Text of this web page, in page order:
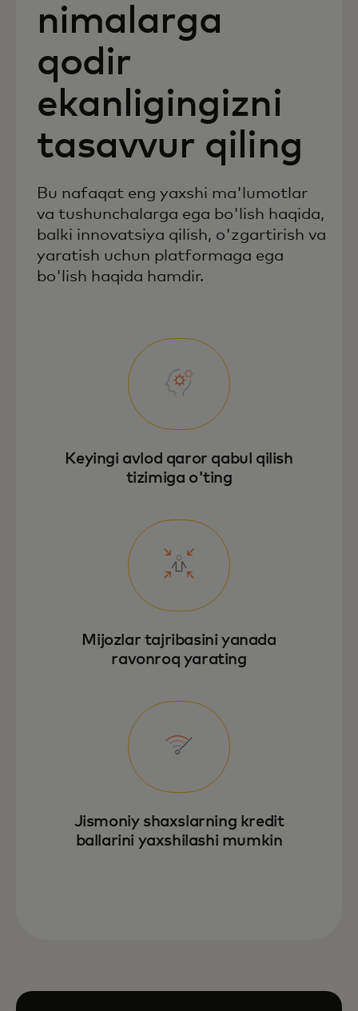
nimalarga
qodir
ekanligingizni
tasavvur qiling
Bu nafaqat eng yaxshi ma'lumotlar
va tushunchalarga ega bo'lish haqida,
balki innovatsiya qilish, o'zgartirish va
yaratish uchun platformaga ega
bo'lish haqida hamdir.
Keyingi avlod qaror qabul qilish
tizimiga o'ting
Mijozlar tajribasini yanada
ravonroq yarating
Jismoniy shaxslarning kredit
ballarini yaxshilashi mumkin